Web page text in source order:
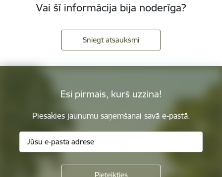
Vai šī informācija bija noderīga?
Sniegt atsauksmi
Esi pirmais, kurš uzzina!
Piesakies jaunumu saņemšanai savā e-pastā.